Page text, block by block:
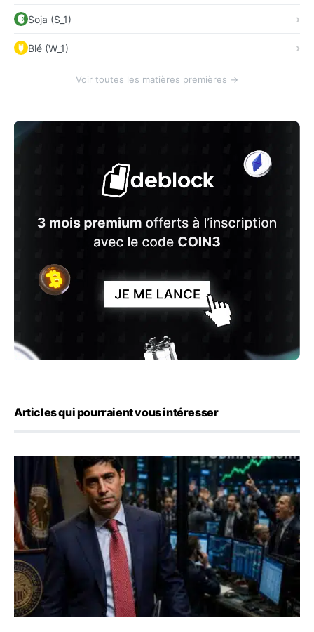
Soja (S_1)
Blé (W_1)
Voir toutes les matières premières →
Articles qui pourraient vous intéresser
Emploi américain : 23 000 postes détruits en juillet, les